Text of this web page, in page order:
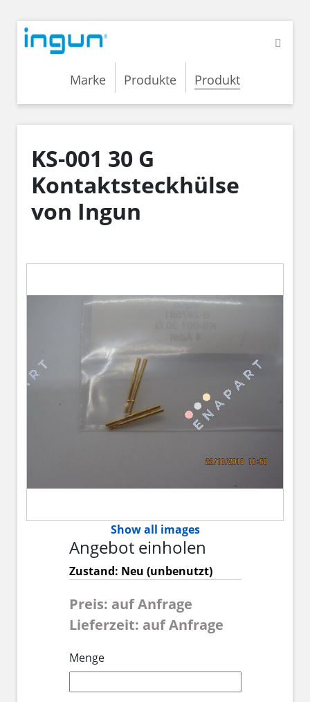
Marke Produkte Produkt
KS-001 30 G
Kontaktsteckhülse
von Ingun
Show all images
Angebot einholen
Zustand: Neu (unbenutzt)
Preis: auf Anfrage
Lieferzeit: auf Anfrage
Menge